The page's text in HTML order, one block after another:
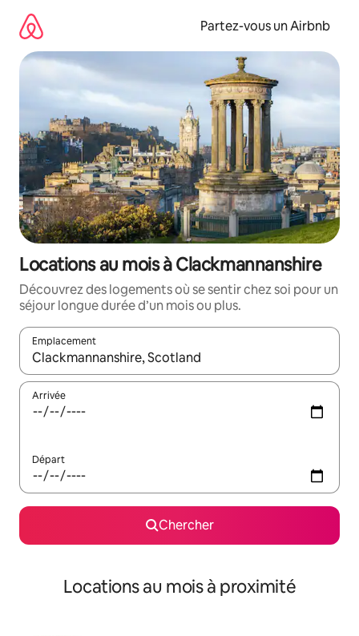
directement
contenu
Partez-vous un Airbnb
Locations au mois à Clackmannanshire
Découvrez des logements où se sentir chez soi pour un
séjour longue durée d’un mois ou plus.
Emplacement
Quand les résultats sont affichés, parcourez-les en utilisant
Arrivée
Départ
Chercher
Locations au mois à proximité